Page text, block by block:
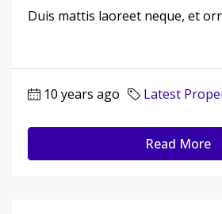
Duis mattis laoreet neque, et
10 years ago Latest
Read More